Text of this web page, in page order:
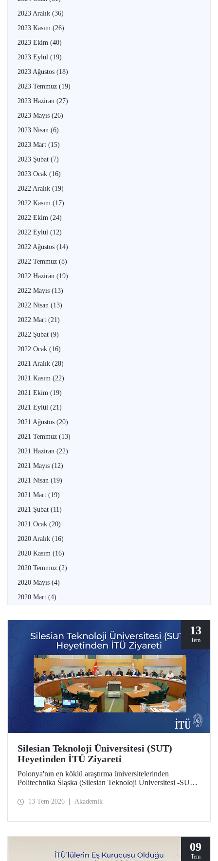
2023 Aralık (36)
2023 Kasım (26)
2023 Ekim (40)
2023 Eylül (19)
2023 Ağustos (18)
2023 Temmuz (19)
2023 Haziran (27)
2023 Mayıs (26)
2023 Nisan (6)
2023 Mart (15)
2023 Şubat (7)
2023 Ocak (16)
2022 Aralık (19)
2022 Kasım (17)
2022 Ekim (24)
2022 Eylül (12)
2022 Ağustos (14)
2022 Temmuz (8)
2022 Haziran (19)
2022 Mayıs (13)
2022 Nisan (13)
2022 Mart (21)
2022 Şubat (9)
2022 Ocak (16)
2021 Aralık (28)
2021 Kasım (22)
2021 Ekim (19)
2021 Eylül (21)
2021 Ağustos (20)
2021 Temmuz (13)
2021 Haziran (22)
2021 Mayıs (12)
2021 Nisan (19)
2021 Mart (19)
2021 Şubat (11)
2021 Ocak (20)
2020 Aralık (16)
2020 Kasım (16)
2020 Temmuz (2)
2020 Mayıs (4)
2020 Mart (4)
13
Tem
Silesian Teknoloji Üniversitesi (SUT)
Heyetinden İTÜ Ziyareti
Polonya'nın en köklü araştırma üniversitelerinden
Politechnika Śląska (Silesian Teknoloji Üniversitesi -SUT)
arasındaki potansiyel iş birlikleri üzerine değerlendirmelerin
13 Tem 2026 Akademik
09
Tem